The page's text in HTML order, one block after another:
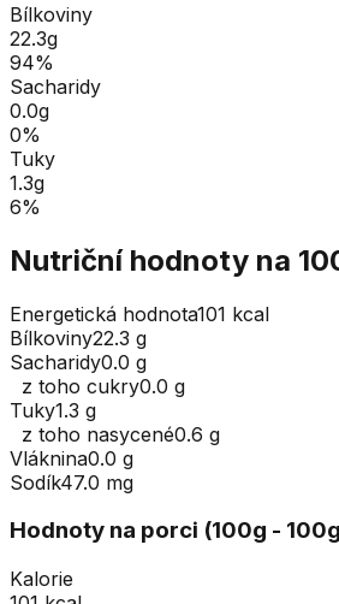
Bílkoviny
22.3g
94%
Sacharidy
0.0g
0%
Tuky
1.3g
6%
Nutriční hodnoty na
Energetická hodnota101 kcal
Bílkoviny22.3 g
Sacharidy0.0 g
z toho cukry0.0 g
Tuky1.3 g
z toho nasycené0.6 g
Vláknina0.0 g
Sodík47.0 mg
Hodnoty na porci (100g - 100g
Kalorie